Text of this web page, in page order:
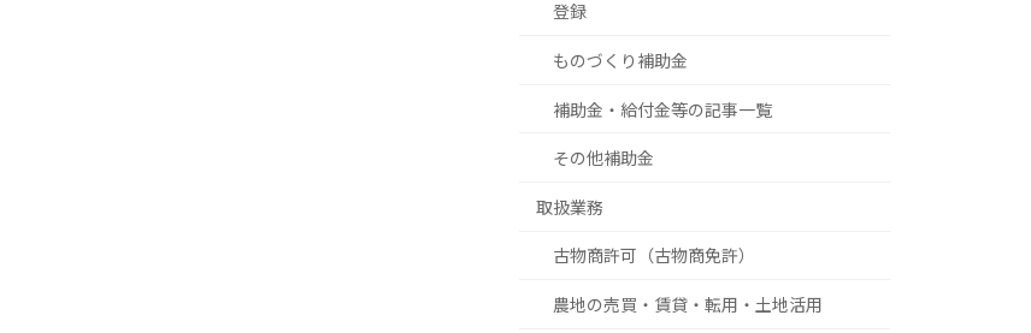
登録
ものづくり補助金
補助金・給付金等の記事一覧
その他補助金
取扱業務
古物商許可（古物商免許）
農地の売買・賃貸・転用・土地活用